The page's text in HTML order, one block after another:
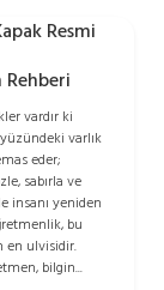
Rehberi
vardır ki
varlık
eder;
sabırla ve
insanı yeniden
bu
en ulvisidir.
bilgin...